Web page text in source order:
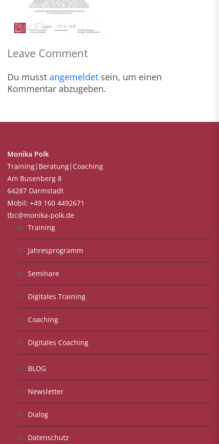
Leave Comment
Du musst angemeldet sein, um einen
Kommentar abzugeben.
Monika Polk
Training|Beratung|Coaching
Am Busenberg 8
64287 Darmstadt
Mobil: +49 160 4492671
tbc@monika-polk.de
Training
Jahresprogramm
Seminare
Digitales Training
Coaching
Digitales Coaching
BLOG
Newsletter
Dialog
Datenschutz